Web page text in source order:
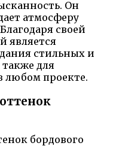
Он
атмосферу
своей
является
стильных и
для
любом проекте.